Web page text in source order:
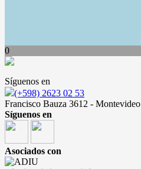
0
Síguenos en
(+598) 2623 02 53
Francisco Bauza 3612 - Montevideo
Síguenos en
Asociados con